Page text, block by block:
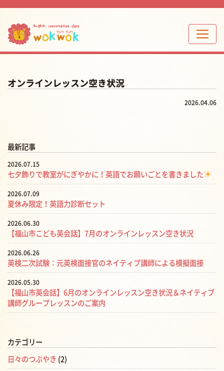
オンラインレッスン空き状況
2026.04.06
最新記事
2026.07.15
七夕飾りで教室がにぎやかに！英語でお願いごとを書きました
2026.07.09
夏休み限定！英語力診断セット
2026.06.30
【福山市こども英会話】7月のオンラインレッスン空き状況
2026.06.26
英検二次試験：元英検面接官のネイティブ講師による模擬面接
2026.05.30
【福山市英会話】6月のオンラインレッスン空き状況＆ネイティブ
講師グループレッスンのご案内
カテゴリー
日々のつぶやき (2)